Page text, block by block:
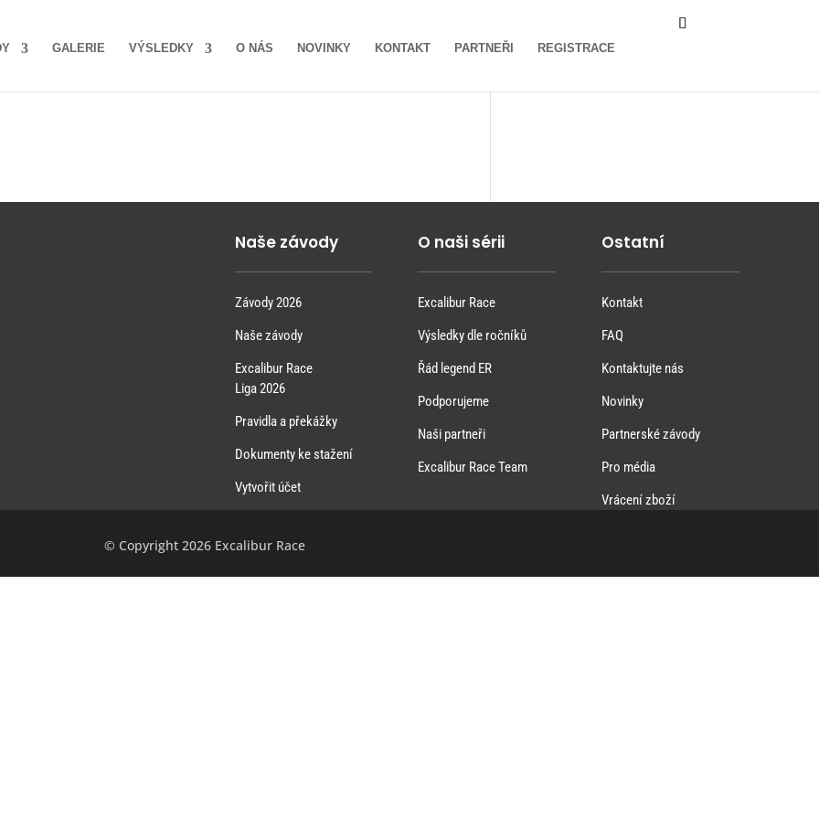
GALERIE VÝSLEDKY O NÁS NOVINKY KONTAKT PARTNEŘI REGISTRACE
Naše závody
Závody 2026
Naše závody
Excalibur Race
Liga 2026
Pravidla a překážky
Dokumenty ke stažení
Vytvořit účet
O naši sérii
Excalibur Race
Výsledky dle ročníků
Řád legend ER
Podporujeme
Naši partneři
Excalibur Race Team
Ostatní
Kontakt
FAQ
Kontaktujte nás
Novinky
Partnerské závody
Pro média
Vrácení zboží
© Copyright 2026 Excalibur Race